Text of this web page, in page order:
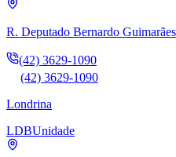
R. Deputado Bernardo
(42) 3629-1090
(42) 3629-1090
Londrina
LDBUnidade